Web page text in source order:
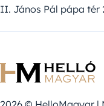
II. János Pál pápa tér